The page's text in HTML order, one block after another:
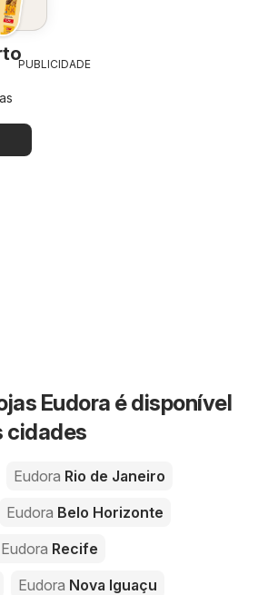
PUBLICIDADE
Eudora é disponível
cidades
Eudora Rio de Janeiro
Eudora Belo Horizonte
Eudora Recife
Eudora Nova Iguaçu